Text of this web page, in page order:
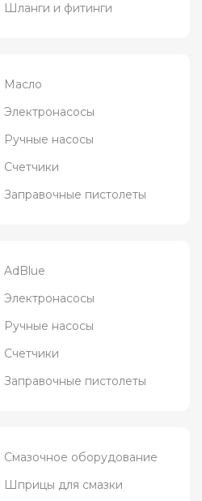
Шланги и фитинги
Масло
Электронасосы
Ручные насосы
Счетчики
Заправочные пистолеты
AdBlue
Электронасосы
Ручные насосы
Счетчики
Заправочные пистолеты
Смазочное оборудование
Шприцы для смазки